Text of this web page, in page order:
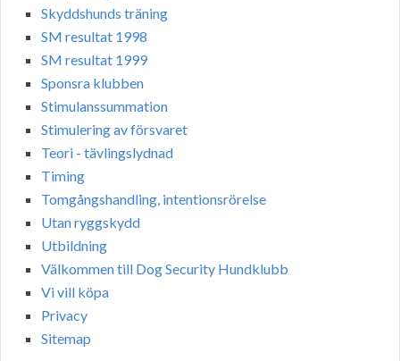
Skyddshunds träning
SM resultat 1998
SM resultat 1999
Sponsra klubben
Stimulanssummation
Stimulering av försvaret
Teori - tävlingslydnad
Timing
Tomgångshandling, intentionsrörelse
Utan ryggskydd
Utbildning
Välkommen till Dog Security Hundklubb
Vi vill köpa
Privacy
Sitemap